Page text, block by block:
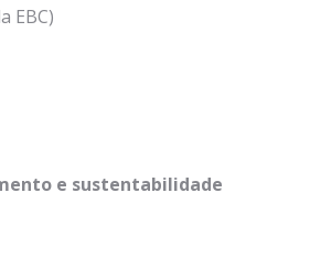
EBC)
e sustentabilidade